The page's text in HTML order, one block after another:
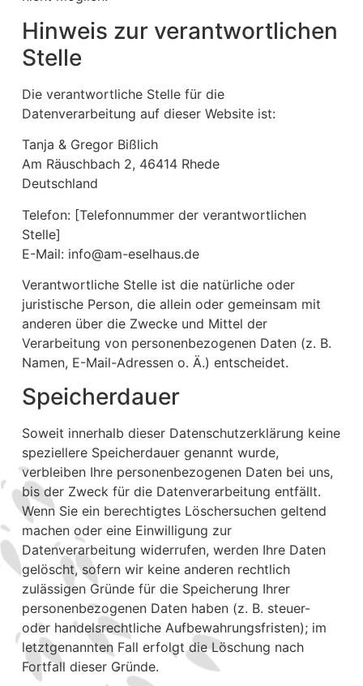
Hinweis zur verantwortlichen
Stelle
Die verantwortliche Stelle für die
Datenverarbeitung auf dieser Website ist:
Tanja & Gregor Bißlich
Am Räuschbach 2, 46414 Rhede
Deutschland
Telefon: [Telefonnummer der verantwortlichen
Stelle]
E-Mail: info@am-eselhaus.de
Verantwortliche Stelle ist die natürliche oder
juristische Person, die allein oder gemeinsam mit
anderen über die Zwecke und Mittel der
Verarbeitung von personenbezogenen Daten (z. B.
Namen, E-Mail-Adressen o. Ä.) entscheidet.
Speicherdauer
Soweit innerhalb dieser Datenschutzerklärung keine
speziellere Speicherdauer genannt wurde,
verbleiben Ihre personenbezogenen Daten bei uns,
bis der Zweck für die Datenverarbeitung entfällt.
Wenn Sie ein berechtigtes Löschersuchen geltend
machen oder eine Einwilligung zur
Datenverarbeitung widerrufen, werden Ihre Daten
gelöscht, sofern wir keine anderen rechtlich
zulässigen Gründe für die Speicherung Ihrer
personenbezogenen Daten haben (z. B. steuer-
oder handelsrechtliche Aufbewahrungsfristen); im
letztgenannten Fall erfolgt die Löschung nach
Fortfall dieser Gründe.